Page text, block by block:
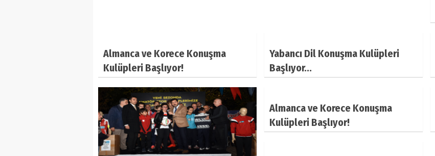
Almanca ve Korece Konuşma
Kulüpleri Başlıyor!
Yabancı Dil Konuşma Kulüpleri
Başlıyor...
Almanca ve Korece Konuşma
Kulüpleri Başlıyor!